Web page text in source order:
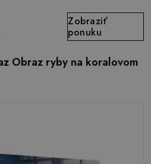
Zobraziť
ponuku
Obraz ryby na koralovom